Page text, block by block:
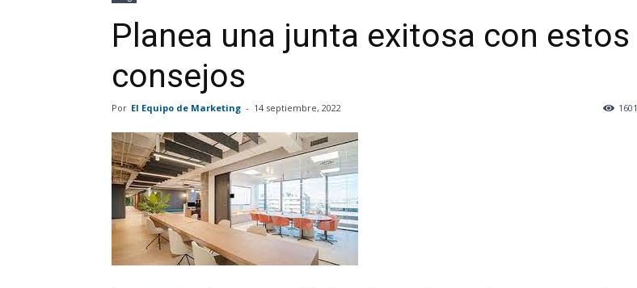
OficinasIBS
Planea una junta exitosa con estos
consejos
Por El Equipo de Marketing - 14 septiembre, 2022 1601